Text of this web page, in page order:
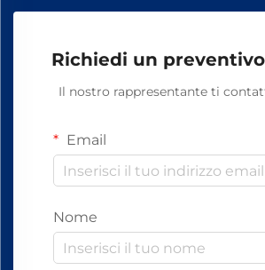
Richiedi un
Il nostro rappresentante ti
Email
Nome